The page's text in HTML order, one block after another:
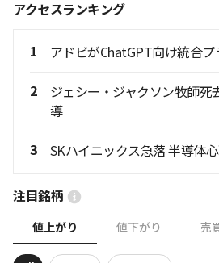
アクセスランキング
1 アドビがChatGPT向け統合
2
ジェシー・ジャクソン牧師死
導
3 SKハイニックス急落 半導体
注目銘柄
値上がり 値下がり 売